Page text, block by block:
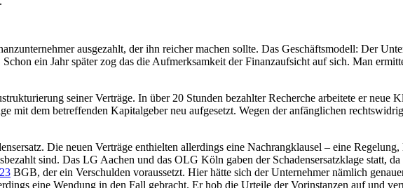
ausgezahlt, der ihn reicher machen sollte. Das Geschäftsmodell: Der
ein Jahr später zog das die Aufmerksamkeit der Finanzaufsicht auf sich. Man
seiner Verträge. In über 20 Stunden bezahlter Recherche arbeitete er neue
mit dem betreffenden Kapitalgeber neu aufgesetzt. Wegen der anfänglichen
Die neuen Verträge enthielten allerdings eine Nachrangklausel – eine
sind. Das LG Aachen und das OLG Köln gaben der Schadensersatzklage statt,
BGB, der ein Verschulden voraussetzt. Hier hätte sich der Unternehmer nämlich
eine Wendung in den Fall gebracht. Er hob die Urteile der Vorinstanzen auf und